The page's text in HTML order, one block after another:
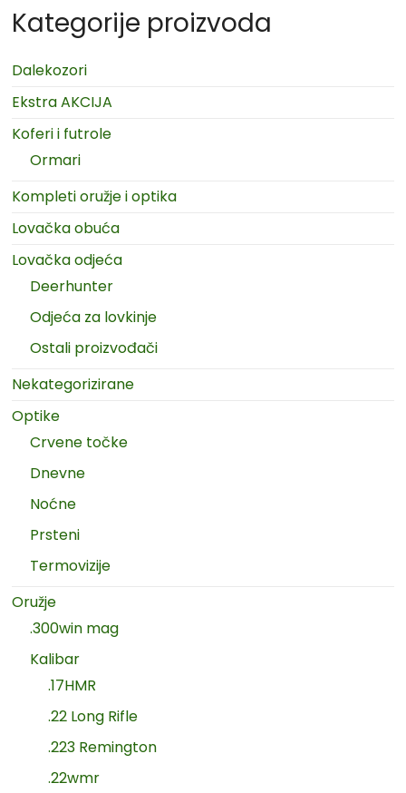
Kategorije proizvoda
Dalekozori
Ekstra AKCIJA
Koferi i futrole
Ormari
Kompleti oružje i optika
Lovačka obuća
Lovačka odjeća
Deerhunter
Odjeća za lovkinje
Ostali proizvođači
Nekategorizirane
Optike
Crvene točke
Dnevne
Noćne
Prsteni
Termovizije
Oružje
.300win mag
Kalibar
.17HMR
.22 Long Rifle
.223 Remington
.22wmr